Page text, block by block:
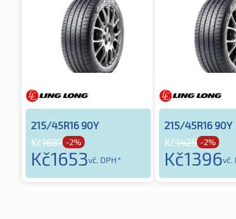
215/45R16 90Y
Kč1687 -2%
Kč1653vč. DPH*
215/45R16 90Y
Kč1425 -2%
Kč1396vč.